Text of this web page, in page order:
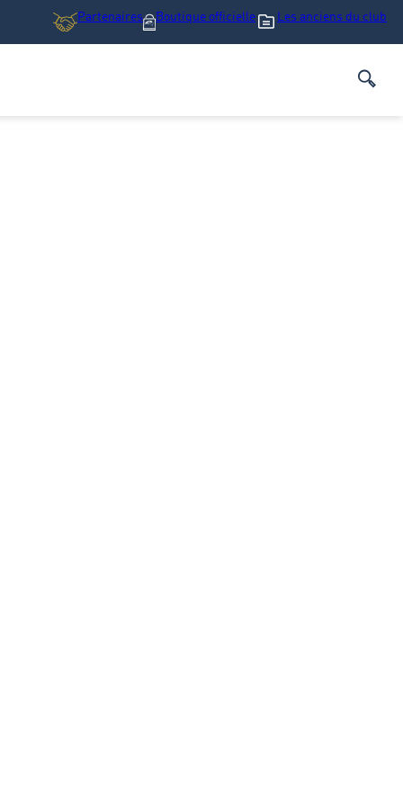
Partenaires Boutique officielle Les anciens du club